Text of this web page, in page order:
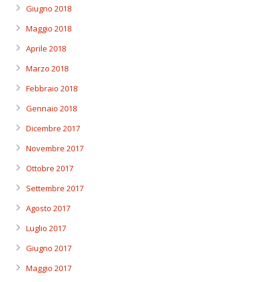
Giugno 2018
Maggio 2018
Aprile 2018
Marzo 2018
Febbraio 2018
Gennaio 2018
Dicembre 2017
Novembre 2017
Ottobre 2017
Settembre 2017
Agosto 2017
Luglio 2017
Giugno 2017
Maggio 2017